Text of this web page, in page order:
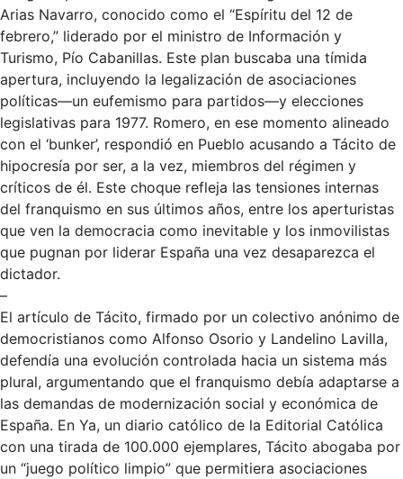
Arias Navarro, conocido como el “Espíritu del 12 de
febrero,” liderado por el ministro de Información y
Turismo, Pío Cabanillas. Este plan buscaba una tímida
apertura, incluyendo la legalización de asociaciones
políticas—un eufemismo para partidos—y elecciones
legislativas para 1977. Romero, en ese momento alineado
con el ‘bunker’, respondió en Pueblo acusando a Tácito de
hipocresía por ser, a la vez, miembros del régimen y
críticos de él. Este choque refleja las tensiones internas
del franquismo en sus últimos años, entre los aperturistas
que ven la democracia como inevitable y los inmovilistas
que pugnan por liderar España una vez desaparezca el
dictador.
–
El artículo de Tácito, firmado por un colectivo anónimo de
democristianos como Alfonso Osorio y Landelino Lavilla,
defendía una evolución controlada hacia un sistema más
plural, argumentando que el franquismo debía adaptarse a
las demandas de modernización social y económica de
España. En Ya, un diario católico de la Editorial Católica
con una tirada de 100.000 ejemplares, Tácito abogaba por
un “juego político limpio” que permitiera asociaciones